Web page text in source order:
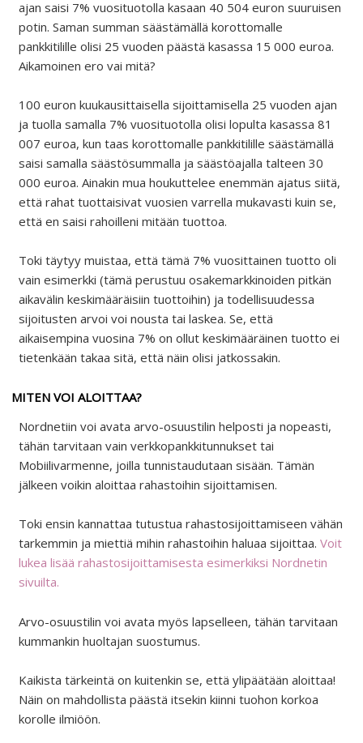
ajan saisi 7% vuosituotolla kasaan 40 504 euron suuruisen
potin. Saman summan säästämällä korottomalle
pankkitilille olisi 25 vuoden päästä kasassa 15 000 euroa.
Aikamoinen ero vai mitä?
100 euron kuukausittaisella sijoittamisella 25 vuoden ajan
ja tuolla samalla 7% vuosituotolla olisi lopulta kasassa 81
007 euroa, kun taas korottomalle pankkitilille säästämällä
saisi samalla säästösummalla ja säästöajalla talteen 30
000 euroa. Ainakin mua houkuttelee enemmän ajatus siitä,
että rahat tuottaisivat vuosien varrella mukavasti kuin se,
että en saisi rahoilleni mitään tuottoa.
Toki täytyy muistaa, että tämä 7% vuosittainen tuotto oli
vain esimerkki (tämä perustuu osakemarkkinoiden pitkän
aikavälin keskimääräisiin tuottoihin) ja todellisuudessa
sijoitusten arvoi voi nousta tai laskea. Se, että
aikaisempina vuosina 7% on ollut keskimääräinen tuotto ei
tietenkään takaa sitä, että näin olisi jatkossakin.
MITEN VOI ALOITTAA?
Nordnetiin voi avata arvo-osuustilin helposti ja nopeasti,
tähän tarvitaan vain verkkopankkitunnukset tai
Mobiilivarmenne, joilla tunnistaudutaan sisään. Tämän
jälkeen voikin aloittaa rahastoihin sijoittamisen.
Toki ensin kannattaa tutustua rahastosijoittamiseen vähän
tarkemmin ja miettiä mihin rahastoihin haluaa sijoittaa. Voit
lukea lisää rahastosijoittamisesta esimerkiksi Nordnetin
sivuilta.
Arvo-osuustilin voi avata myös lapselleen, tähän tarvitaan
kummankin huoltajan suostumus.
Kaikista tärkeintä on kuitenkin se, että ylipäätään aloittaa!
Näin on mahdollista päästä itsekin kiinni tuohon korkoa
korolle ilmiöön.